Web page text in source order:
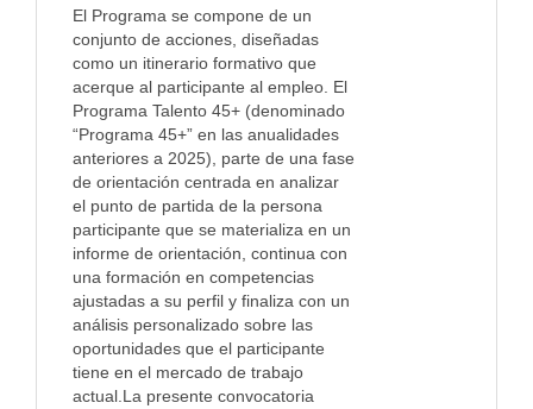
El Programa se compone de un
conjunto de acciones, diseñadas
como un itinerario formativo que
acerque al participante al empleo. El
Programa Talento 45+ (denominado
“Programa 45+” en las anualidades
anteriores a 2025), parte de una fase
de orientación centrada en analizar
el punto de partida de la persona
participante que se materializa en un
informe de orientación, continua con
una formación en competencias
ajustadas a su perfil y finaliza con un
análisis personalizado sobre las
oportunidades que el participante
tiene en el mercado de trabajo
actual.La presente convocatoria